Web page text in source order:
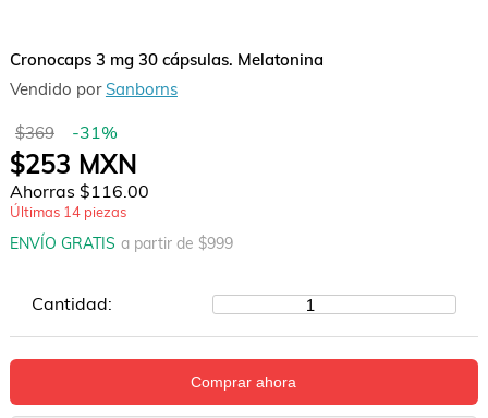
Cronocaps 3 mg 30 cápsulas. Melatonina
Vendido por Sanborns
$369 -31%
$253 MXN
Ahorras $116.00
Últimas 14piezas
ENVÍO GRATIS a partir de $999
Cantidad: 1
Comprar ahora